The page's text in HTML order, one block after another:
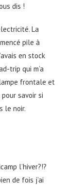
dis !
La
pile à
en stock
trip qui m’a
frontale et
pour savoir si
le noir.
l’hiver?!?
de fois j’ai